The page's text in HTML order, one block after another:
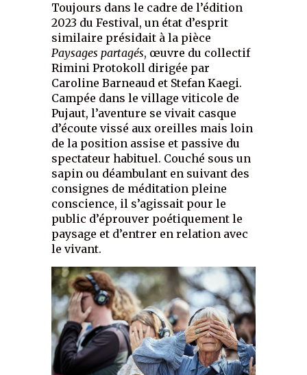
Toujours dans le cadre de l’édition
2023 du Festival, un état d’esprit
similaire présidait à la pièce
Paysages partagés, œuvre du collectif
Rimini Protokoll dirigée par
Caroline Barneaud et Stefan Kaegi.
Campée dans le village viticole de
Pujaut, l’aventure se vivait casque
d’écoute vissé aux oreilles mais loin
de la position assise et passive du
spectateur habituel. Couché sous un
sapin ou déambulant en suivant des
consignes de méditation pleine
conscience, il s’agissait pour le
public d’éprouver poétiquement le
paysage et d’entrer en relation avec
le vivant.